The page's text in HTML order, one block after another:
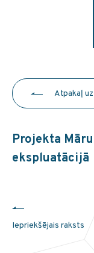
Atpakaļ
Projekta
ekspluatācijā
Iepriekšējais raksts